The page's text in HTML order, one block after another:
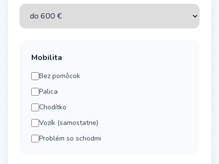
Mobilita
Bez pomôcok
Palica
Chodítko
Vozík (samostatne)
Problém so schodmi